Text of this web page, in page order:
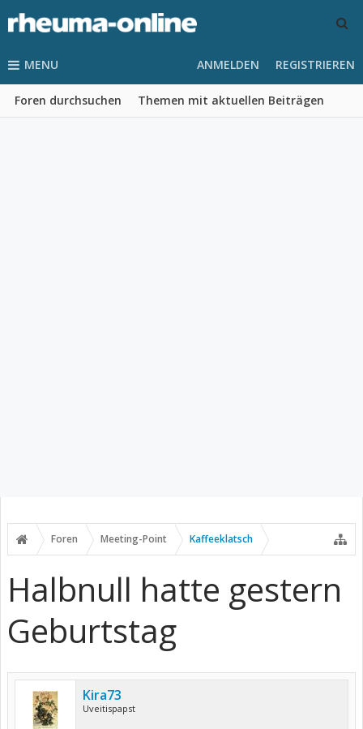
MENU
Foren durchsuchen Themen mit aktuellen Beiträgen
ANMELDEN REGISTRIEREN
Foren Meeting-Point Kaffeeklatsch
Halbnull hatte gestern
Geburtstag
Kira73
Uveitispapst